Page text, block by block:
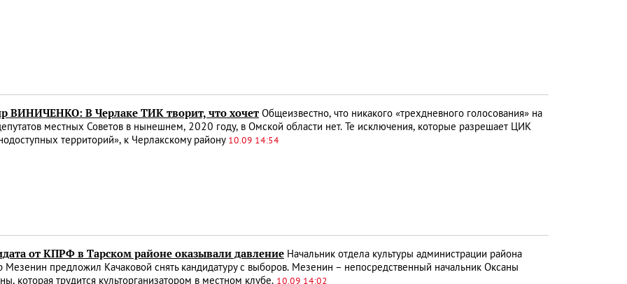
ВИНИЧЕНКО: В Черлаке ТИК творит, что хочет Общеизвестно, что никакого «трехдневного голосования» на
местных Советов в нынешнем, 2020 году, в Омской области нет. Те исключения, которые разрешает ЦИК
территорий», к Черлакскому району 10.09 14:54
от КПРФ в Тарском районе оказывали давление Начальник отдела культуры администрации района
Мезенин предложил Качаковой снять кандидатуру с выборов. Мезенин – непосредственный начальник Оксаны
которая трудится культорганизатором в местном клубе. 10.09 14:02